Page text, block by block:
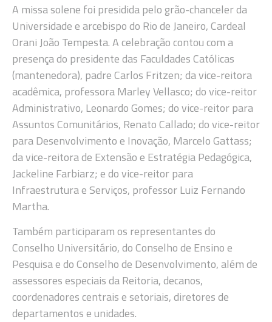
A missa solene foi presidida pelo grão-chanceler da
Universidade e arcebispo do Rio de Janeiro, Cardeal
Orani João Tempesta. A celebração contou com a
presença do presidente das Faculdades Católicas
(mantenedora), padre Carlos Fritzen; da vice-reitora
acadêmica, professora Marley Vellasco; do vice-reitor
Administrativo, Leonardo Gomes; do vice-reitor para
Assuntos Comunitários, Renato Callado; do vice-reitor
para Desenvolvimento e Inovação, Marcelo Gattass;
da vice-reitora de Extensão e Estratégia Pedagógica,
Jackeline Farbiarz; e do vice-reitor para
Infraestrutura e Serviços, professor Luiz Fernando
Martha.
Também participaram os representantes do
Conselho Universitário, do Conselho de Ensino e
Pesquisa e do Conselho de Desenvolvimento, além de
assessores especiais da Reitoria, decanos,
coordenadores centrais e setoriais, diretores de
departamentos e unidades.